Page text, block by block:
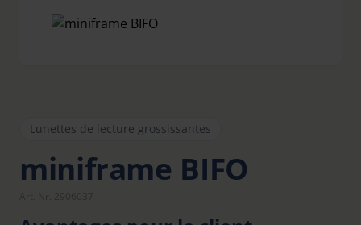
Lunettes de lecture grossissantes
miniframe BIFO